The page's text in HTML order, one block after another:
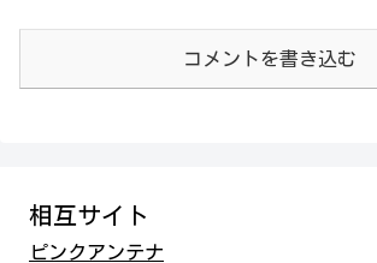
コメントを書き込む
相互サイト
ピンクアンテナ